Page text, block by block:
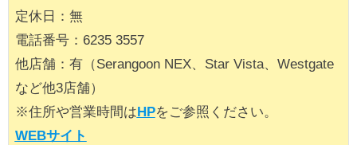
定休日：無
電話番号：6235 3557
他店舗：有（Serangoon NEX、Star Vista、Westgate
など他3店舗）
※住所や営業時間はHPをご参照ください。
WEBサイト